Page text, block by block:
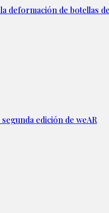
deformación de botellas
edición de weAR